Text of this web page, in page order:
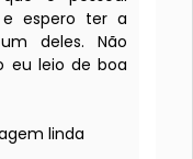
espero ter a
deles. Não
eu leio de boa
linda